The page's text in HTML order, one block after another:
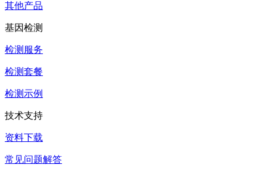
其他产品
基因检测
检测服务
检测套餐
检测示例
技术支持
资料下载
常见问题解答